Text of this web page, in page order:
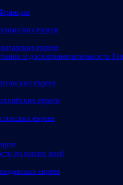
евреев
евреев
и достопримечательности
евреев
евреев
евреев
до наших дней
евреев